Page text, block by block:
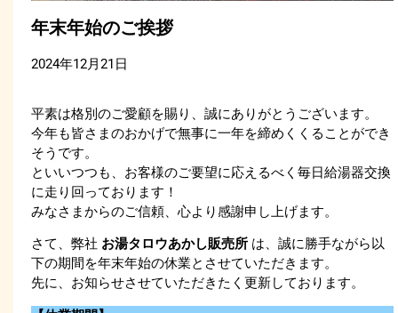
年末年始のご挨拶
2024年12月21日
平素は格別のご愛顧を賜り、誠にありがとうございます。
今年も皆さまのおかげで無事に一年を締めくくることができ
そうです。
といいつつも、お客様のご要望に応えるべく毎日給湯器交換
に走り回っております！
みなさまからのご信頼、心より感謝申し上げます。
さて、弊社 お湯タロウあかし販売所 は、誠に勝手ながら以
下の期間を年末年始の休業とさせていただきます。
先に、お知らせさせていただきたく更新しております。